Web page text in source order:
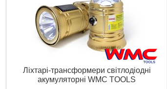
Ліхтарі-трансформери світлодіодні
акумуляторні WMC TOOLS